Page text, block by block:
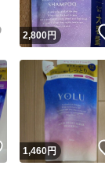
Yahoo!フリマが定め
安心取引出品者
安心取引出品者
取引実績
商品画像の
いいね！
2,800円
いいね！
1,460円